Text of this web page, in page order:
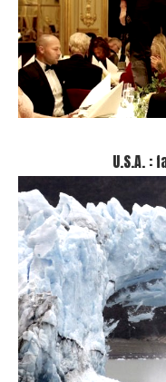
U.S.A. :